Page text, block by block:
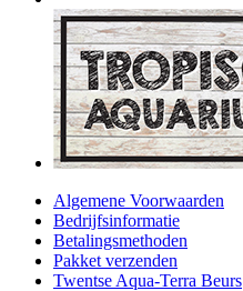
Algemene Voorwaarden
Bedrijfsinformatie
Betalingsmethoden
Pakket verzenden
Twentse Aqua-Terra Beurs